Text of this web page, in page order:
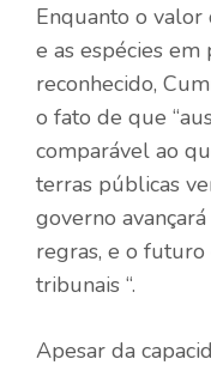
Enquanto o
e as espécies
reconhecido,
o fato de que
comparável ao
terras públicas
governo
regras, e o futuro
tribunais “.
Apesar da